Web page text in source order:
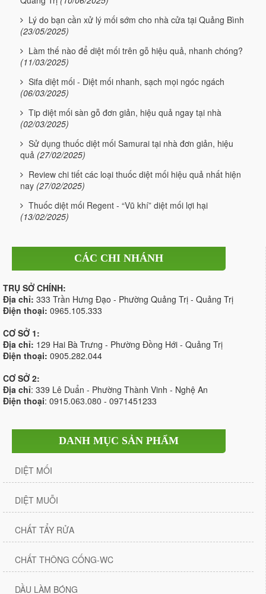
Lý do bạn cần xử lý mối sớm cho nhà cửa tại Quảng Bình
(23/05/2025)
Làm thế nào để diệt mối trên gỗ hiệu quả, nhanh chóng?
(11/03/2025)
Sifa diệt mối - Diệt mối nhanh, sạch mọi ngóc ngách
(06/03/2025)
Tip diệt mối sàn gỗ đơn giản, hiệu quả ngay tại nhà
(02/03/2025)
Sử dụng thuốc diệt mối Samurai tại nhà đơn giản, hiệu
quả (27/02/2025)
Review chi tiết các loại thuốc diệt mối hiệu quả nhất hiện
nay (27/02/2025)
Thuốc diệt mối Regent - “Vũ khí” diệt mối lợi hại
(13/02/2025)
CÁC CHI NHÁNH
TRỤ SỞ CHÍNH:
Địa chỉ: 333 Trần Hưng Đạo - Phường Quảng Trị - Quảng Trị
Điện thoại: 0965.105.333
CƠ SỞ 1:
Địa chỉ: 129 Hai Bà Trưng - Phường Đồng Hới - Quảng Trị
Điện thoại: 0905.282.044
CƠ SỞ 2:
Địa chỉ: 339 Lê Duẩn - Phường Thành Vinh - Nghệ An
Điện thoại: 0915.063.080 - 0971451233
DANH MỤC SẢN PHẨM
DIỆT MỐI
DIỆT MUỖI
CHẤT TẨY RỬA
CHẤT THÔNG CỐNG-WC
DẦU LÀM BÓNG